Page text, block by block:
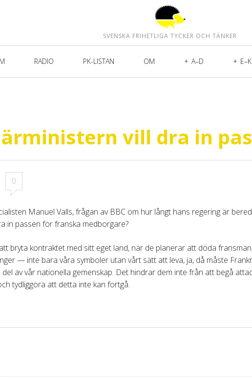
SVENSKA FRIHETLIGA TYCKER OCH TÄNKER
RADIO PK-LISTAN OM A–D E–K
vill dra in
0
Manuel Valls, frågan av BBC om hur långt hans regering är
in passen för franska medborgare?
bryta kontraktet med sitt eget land, när de planerar att döda
— inte bara våra symboler utan vårt sätt att leva, ja, då måste
av vår nationella gemenskap. Det hindrar dem inte från att begå
tydliggöra att detta inte kan fortgå.